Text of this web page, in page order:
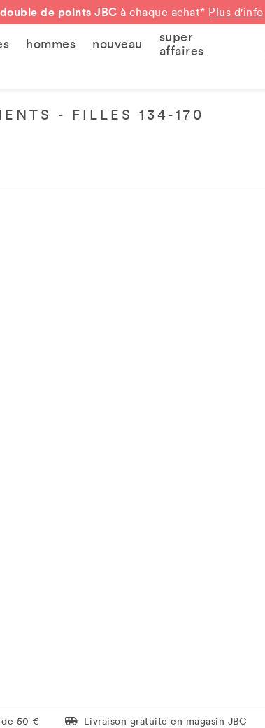
double de points JBC à chaque achat* Plus d'info
hommes nouveau
super
affaires
- FILLES 134-170
50 € Livraison gratuite en magasin JBC
Livraison gratuite en magasin JBC